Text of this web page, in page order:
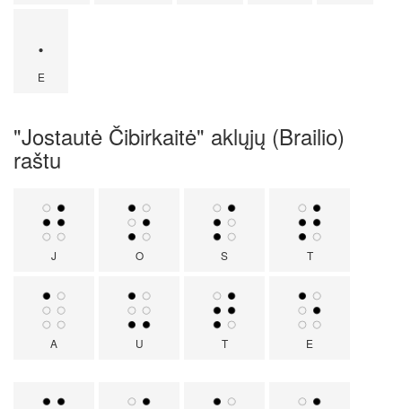
·
E
"Jostautė Čibirkaitė" aklųjų (Brailio)
raštu
J O S T
A U T E